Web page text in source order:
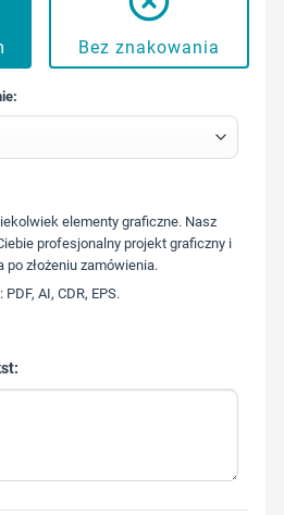
Bez znakowania
573 568
elementy graficzne. Nasz
profesjonalny projekt graficzny i
złożeniu zamówienia.
AI, CDR, EPS.